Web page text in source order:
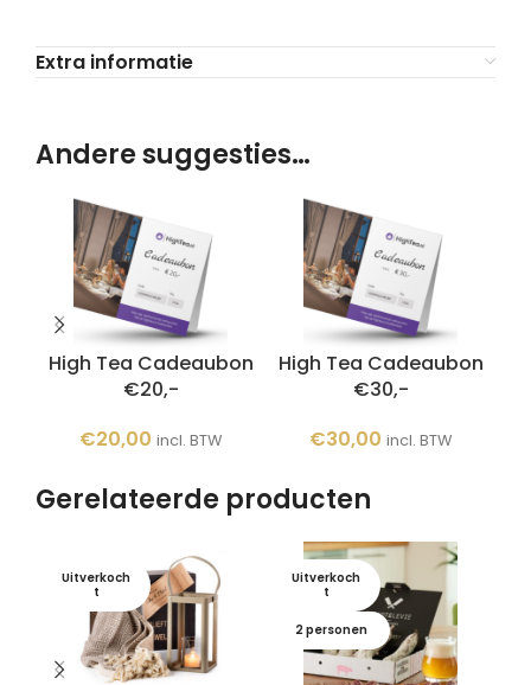
Extra informatie
Andere suggesties…
High Tea Cadeaubon
€20,-
€20,00 incl. BTW
High Tea Cadeaubon
€30,-
€30,00 incl. BTW
Gerelateerde producten
Uitverkoch
t
Uitverkoch
t
2 personen